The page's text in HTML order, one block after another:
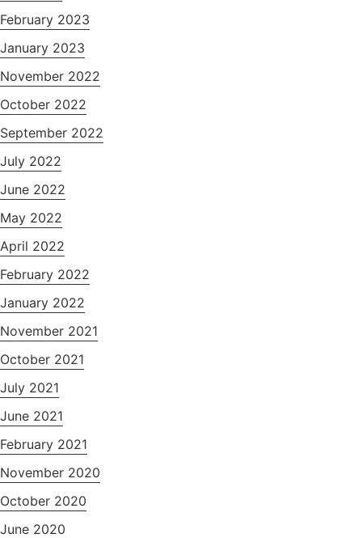
February 2023
January 2023
November 2022
October 2022
September 2022
July 2022
June 2022
May 2022
April 2022
February 2022
January 2022
November 2021
October 2021
July 2021
June 2021
February 2021
November 2020
October 2020
June 2020